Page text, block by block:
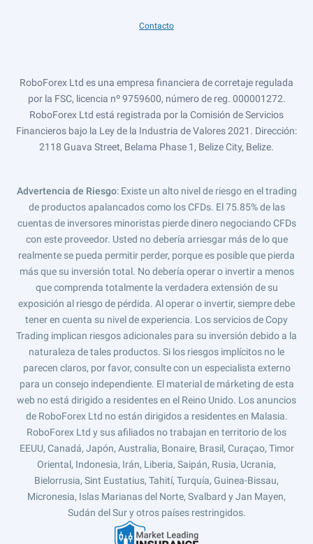
Contacto
RoboForex Ltd es una empresa financiera de corretaje regulada
por la FSC, licencia nº 9759600, número de reg. 000001272.
RoboForex Ltd está registrada por la Comisión de Servicios
Financieros bajo la Ley de la Industria de Valores 2021. Dirección:
2118 Guava Street, Belama Phase 1, Belize City, Belize.
Advertencia de Riesgo: Existe un alto nivel de riesgo en el trading
de productos apalancados como los CFDs. El 75.85% de las
cuentas de inversores minoristas pierde dinero negociando CFDs
con este proveedor. Usted no debería arriesgar más de lo que
realmente se pueda permitir perder, porque es posible que pierda
más que su inversión total. No debería operar o invertir a menos
que comprenda totalmente la verdadera extensión de su
exposición al riesgo de pérdida. Al operar o invertir, siempre debe
tener en cuenta su nivel de experiencia. Los servicios de Copy
Trading implican riesgos adicionales para su inversión debido a la
naturaleza de tales productos. Si los riesgos implícitos no le
parecen claros, por favor, consulte con un especialista externo
para un consejo independiente. El material de márketing de esta
web no está dirigido a residentes en el Reino Unido. Los anuncios
de RoboForex Ltd no están dirigidos a residentes en Malasia.
RoboForex Ltd y sus afiliados no trabajan en territorio de los
EEUU, Canadá, Japón, Australia, Bonaire, Brasil, Curaçao, Timor
Oriental, Indonesia, Irán, Liberia, Saipán, Rusia, Ucrania,
Bielorrusia, Sint Eustatius, Tahití, Turquía, Guinea-Bissau,
Micronesia, Islas Marianas del Norte, Svalbard y Jan Mayen,
Sudán del Sur y otros países restringidos.